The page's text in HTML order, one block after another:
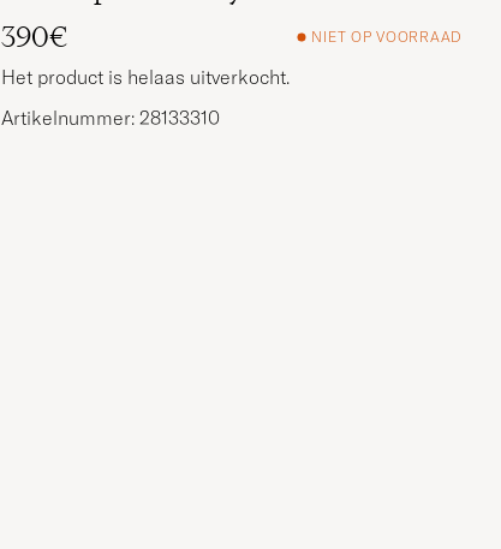
390€
NIET OP VOORRAAD
Het product is helaas uitverkocht.
Artikelnummer: 28133310